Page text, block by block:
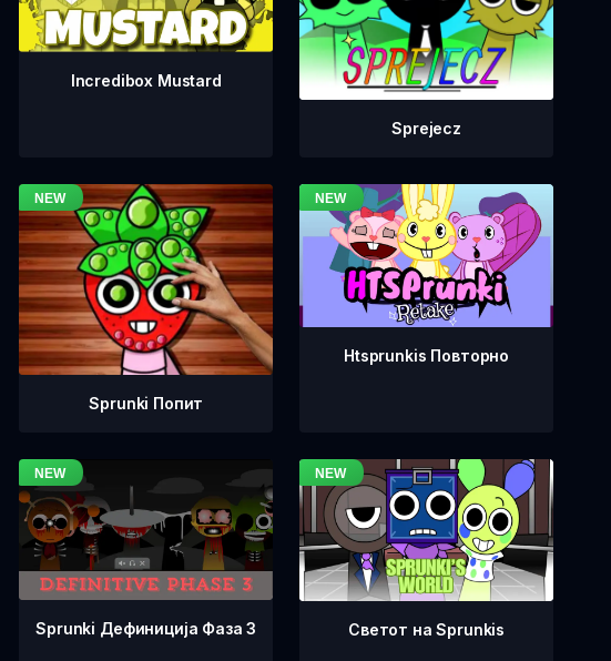
Incredibox Mustard
Sprejecz
Sprunki Попит
Htsprunkis Повторно
Sprunki Дефиниција Фаза 3 Светот на Sprunkis